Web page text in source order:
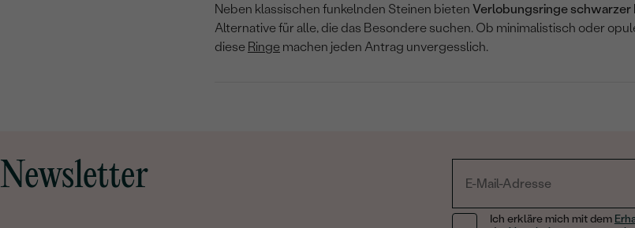
Neben klassischen funkelnden Steinen bieten Verlobungsringe schwarzer
Alternative für alle, die das Besondere suchen. Ob minimalistisch oder
diese Ringe machen jeden Antrag unvergesslich.
Newsletter
Ich erkläre mich mit dem